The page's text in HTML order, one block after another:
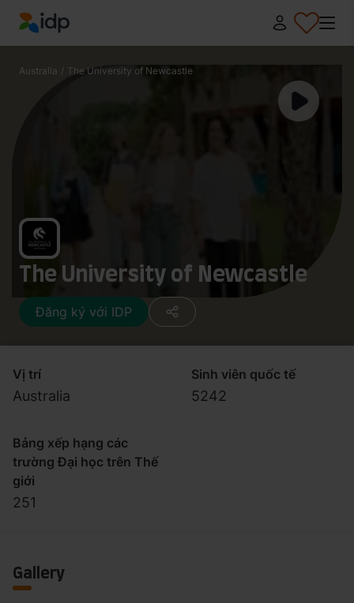
IDP Education
Australia / The University of Newcastle
The University of Newcastle
Đăng ký với IDP
Vị trí
Australia
Sinh viên quốc tế
5242
Bảng xếp hạng các
trường Đại học trên Thế
giới
251
Gallery